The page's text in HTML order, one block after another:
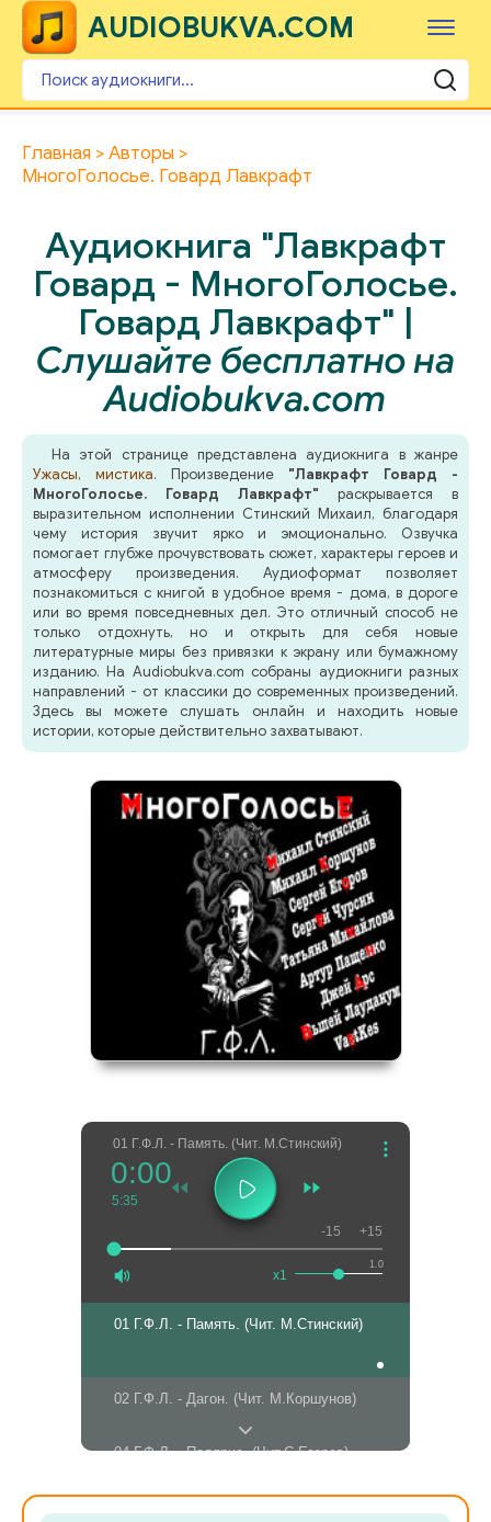
AUDIOBUKVA.COM
Главная
Авторы
МногоГолосье. Говард Лавкрафт
Аудиокнига "Лавкрафт
Говард - МногоГолосье.
Говард Лавкрафт" |
Слушайте бесплатно на
Audiobukva.com
На этой странице представлена аудиокнига в жанре
Ужасы, мистика. Произведение "Лавкрафт Говард -
МногоГолосье. Говард Лавкрафт" раскрывается в
выразительном исполнении Стинский Михаил, благодаря
чему история звучит ярко и эмоционально. Озвучка
помогает глубже прочувствовать сюжет, характеры героев и
атмосферу произведения. Аудиоформат позволяет
познакомиться с книгой в удобное время - дома, в дороге
или во время повседневных дел. Это отличный способ не
только отдохнуть, но и открыть для себя новые
литературные миры без привязки к экрану или бумажному
изданию. На Audiobukva.com собраны аудиокниги разных
направлений - от классики до современных произведений.
Здесь вы можете слушать онлайн и находить новые
истории, которые действительно захватывают.
01 Г.Ф.Л. - Память. (Чит. М.Стинский)
0:00
5:35
1.0
x1
-15 +15
01 Г.Ф.Л. - Память. (Чит. М.Стинский)
02 Г.Ф.Л. - Дагон. (Чит. М.Коршунов)
04 Г.Ф.Л. - Полярис. (Чит.С.Егоров)